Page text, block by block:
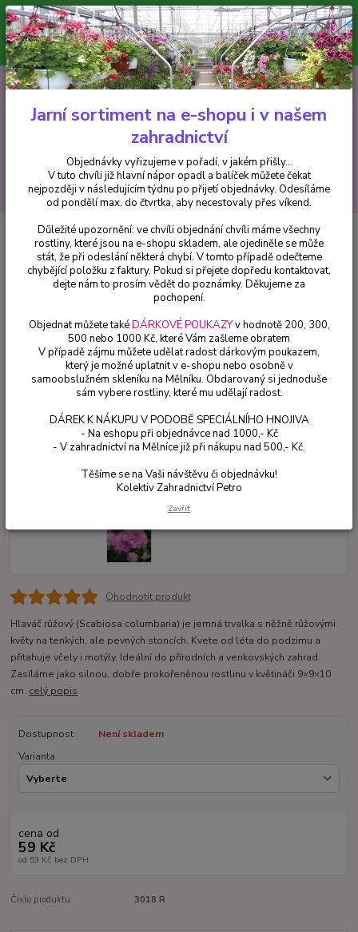
Minimální hodnota pro odeslání z e-shopu je 300 Kč.
V tuto chvíli již hlavní nápor objednávek opadl a balíček můžete čekat
nejpozději v následujícím týdnu po přijetí objednávky. Objednávky
vyřizujeme v pořadí, v jakém přišly...
CZK
Hledat
+420 602 223 614 0ks
za0 Kč
Trvalky Scobiosa columbaria Hlaváč růžový
Scobiosa columbaria Hlaváč
růžový
Ohodnotit produkt
Hlaváč růžový (Scabiosa columbaria) je jemná trvalka s něžně růžovými
květy na tenkých, ale pevných stoncích. Kvete od léta do podzimu a
přitahuje včely i motýly. Ideální do přírodních a venkovských zahrad.
Zasíláme jako silnou, dobře prokořeněnou rostlinu v květináči 9×9×10
cm. celý popis
Dostupnost
Není skladem
Varianta
cena od
59 Kč
od 53 Kč bez DPH
Číslo produktu: 3018 R
Jarní sortiment na e-shopu i v našem
zahradnictví
Objednávky vyřizujeme v pořadí, v jakém přišly...
V tuto chvíli již hlavní nápor opadl a balíček můžete čekat
nejpozději v následujícím týdnu po přijetí objednávky. Odesíláme
od pondělí max. do čtvrtka, aby necestovaly přes víkend.
Důležité upozornění: ve chvíli objednání chvíli máme všechny
rostliny, které jsou na e-shopu skladem, ale ojediněle se může
stát, že při odeslání některá chybí. V tomto případě odečteme
chybějící položku z faktury. Pokud si přejete dopředu kontaktovat,
dejte nám to prosím vědět do poznámky. Děkujeme za
pochopení.
Objednat můžete takéDÁRKOVÉ POUKAZYv hodnotě 200, 300,
500 nebo 1000 Kč, které Vám zašleme obratem
V případě zájmu můžete udělat radost dárkovým poukazem,
který je možné uplatnit v e-shopu nebo osobně v
samoobslužném skleníku na Mělníku. Obdarovaný si jednoduše
sám vybere rostliny, které mu udělají radost.
DÁREK K NÁKUPU V PODOBĚ SPECIÁLNÍHO HNOJIVA
- Na eshopu při objednávce nad 1000,- Kč
- V zahradnictví na Mělníce již při nákupu nad 500,- Kč.
Těšíme se na Vaši návštěvu či objednávku!
Kolektiv Zahradnictví Petro
Zavřít